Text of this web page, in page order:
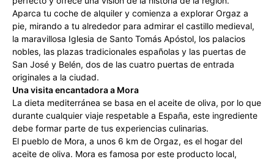
Aparca tu coche de alquiler y comienza a explorar Orgaz a
pie, mirando a tu alrededor para admirar el castillo medieval,
la maravillosa Iglesia de Santo Tomás Apóstol, los palacios
nobles, las plazas tradicionales españolas y las puertas de
San José y Belén, dos de las cuatro puertas de entrada
originales a la ciudad.
Una visita encantadora a Mora
La dieta mediterránea se basa en el aceite de oliva, por lo que
durante cualquier viaje respetable a España, este ingrediente
debe formar parte de tus experiencias culinarias.
El pueblo de Mora, a unos 6 km de Orgaz, es el hogar del
aceite de oliva. Mora es famosa por este producto local,